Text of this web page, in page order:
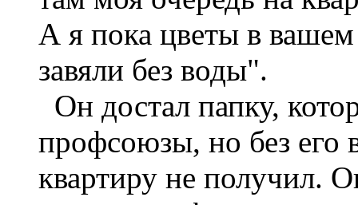
А я пока цветы в
завяли без воды".
Он достал папку,
профсоюзы, но без его
квартиру не получил.